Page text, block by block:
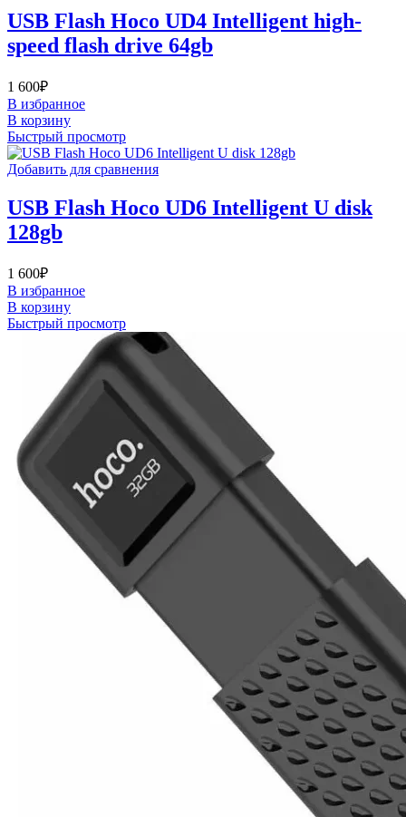
USB Flash Hoco UD4 Intelligent high-
speed flash drive 64gb
1 600₽
В избранное
В корзину
Быстрый просмотр
Добавить для сравнения
USB Flash Hoco UD6 Intelligent U disk
128gb
1 600₽
В избранное
В корзину
Быстрый просмотр